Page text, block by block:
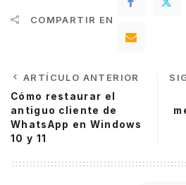
COMPARTIR EN
ARTÍCULO ANTERIOR
Cómo restaurar el
antiguo cliente de
WhatsApp en Windows
10 y 11